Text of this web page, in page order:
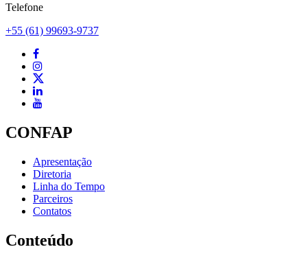
Telefone
+55 (61) 99693-9737
CONFAP
Apresentação
Diretoria
Linha do Tempo
Parceiros
Contatos
Conteúdo